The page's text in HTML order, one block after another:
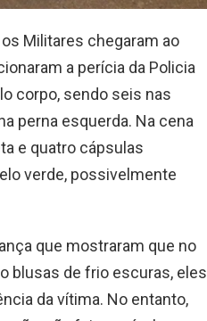
Militares chegaram ao
a perícia da Policia
corpo, sendo seis nas
perna esquerda. Na cena
e quatro cápsulas
verde, possivelmente
que mostraram que no
blusas de frio escuras, eles
da vítima. No entanto,